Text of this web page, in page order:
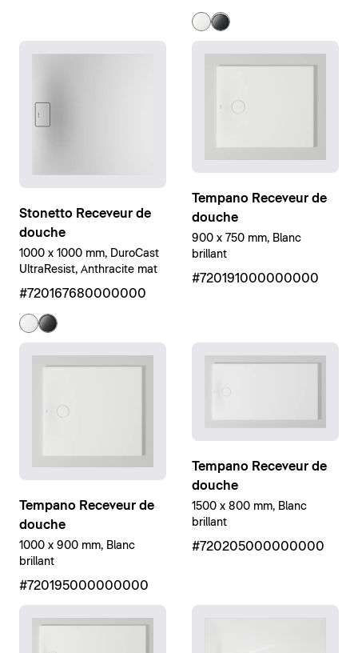
Stonetto Receveur de
douche
1000 x 1000 mm, DuroCast
UltraResist, Anthracite mat
#720167680000000
Tempano Receveur de
douche
900 x 750 mm, Blanc
brillant
#720191000000000
Tempano Receveur de
douche
1000 x 900 mm, Blanc
brillant
#720195000000000
Tempano Receveur de
douche
1500 x 800 mm, Blanc
brillant
#720205000000000